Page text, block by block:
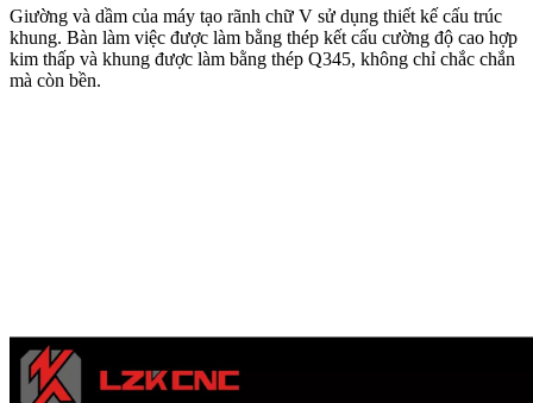
Giường và dầm của máy tạo rãnh chữ V sử dụng thiết kế cấu trúc
khung. Bàn làm việc được làm bằng thép kết cấu cường độ cao hợp
kim thấp và khung được làm bằng thép Q345, không chỉ chắc chắn
mà còn bền.